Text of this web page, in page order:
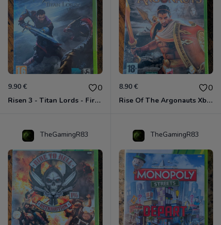
9.90 € 0
Risen 3 - Titan Lords - First Edition Xbox 360
8.90 € 0
Rise Of The Argonauts Xbox 360
TheGamingR83 TheGamingR83